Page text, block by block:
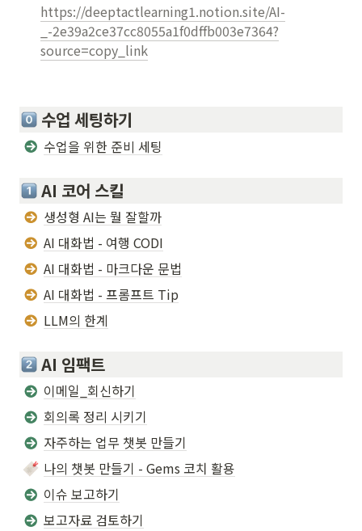
https://deeptactlearning1.notion.site/AI-
_-2e39a2ce37cc8055a1f0dffb003e7364?
source=copy_link
수업 세팅하기
수업을 위한 준비 세팅
AI 코어 스킬
생성형 AI는 뭘 잘할까
AI 대화법 - 여행 CODI
AI 대화법 - 마크다운 문법
AI 대화법 - 프롬프트 Tip
LLM의 한계
AI 임팩트
이메일_회신하기
회의록 정리 시키기
자주하는 업무 챗봇 만들기
나의 챗봇 만들기 - Gems 코치 활용
이슈 보고하기
보고자료 검토하기